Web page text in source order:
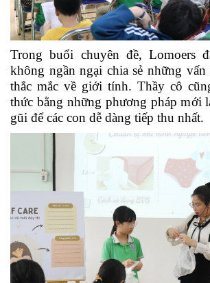
Trong buổi chuyên đề, Lomoers
không ngần ngại chia sẻ những vấn
thắc mắc về giới tính. Thầy cô
thức bằng những phương pháp mới
gũi để các con dễ dàng tiếp thu nhất.